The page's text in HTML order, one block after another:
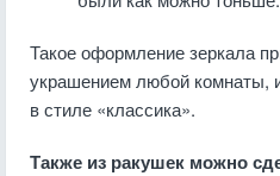
Такое оформление зеркала
украшением любой комнаты,
в стиле «классика».
Также из ракушек можно